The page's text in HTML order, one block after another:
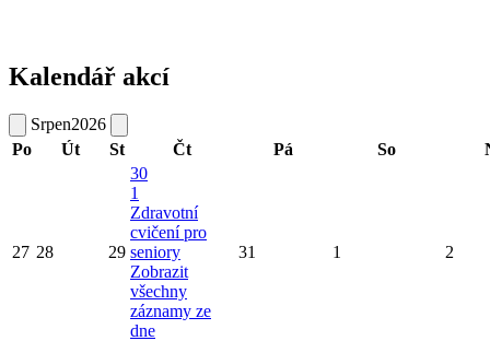
Kalendář akcí
Srpen2026
Po
Út St Čt Pá So
27 28 29
30
1
Zdravotní
cvičení pro
seniory
Zobrazit
všechny
záznamy ze
dne
31 1 2